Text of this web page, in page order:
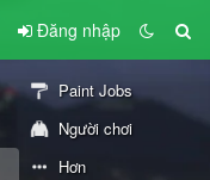
Đăng nhập
Paint Jobs
Người chơi
Hơn